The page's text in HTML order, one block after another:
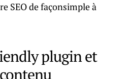
SEO de façonsimple à
plugin et